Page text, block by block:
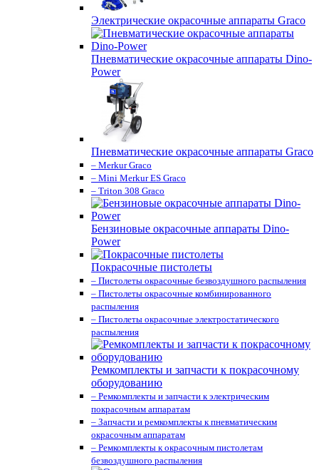
Электрические окрасочные аппараты Graco
Пневматические окрасочные аппараты Dino-
Power
Пневматические окрасочные аппараты Graco
– Merkur Graco
– Mini Merkur ES Graco
– Triton 308 Graco
Бензиновые окрасочные аппараты Dino-
Power
Покрасочные пистолеты
– Пистолеты окрасочные безвоздушного распыления
– Пистолеты окрасочные комбинированного
распыления
– Пистолеты окрасочные электростатического
распыления
Ремкомплекты и запчасти к покрасочному
оборудованию
– Ремкомплекты и запчасти к электрическим
покрасочным аппаратам
– Запчасти и ремкомплекты к пневматическим
окрасочным аппаратам
– Ремкомплекты к окрасочным пистолетам
безвоздушного распыления